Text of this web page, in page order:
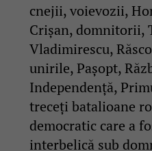
cnejii, voievozii,
Crișan, domnitorii,
Vladimirescu,
unirile, Pașopt,
Independență,
treceți batalioane
democratic care a
interbelică sub